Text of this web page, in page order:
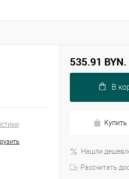
535.91 BYN.
В
Купить
Нашли
Рассчитать